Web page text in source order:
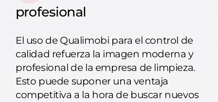
profesional
El uso de Qualimobi para el control de
calidad refuerza la imagen moderna y
profesional de la empresa de limpieza.
Esto puede suponer una ventaja
competitiva a la hora de buscar nuevos